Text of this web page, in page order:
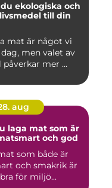
ekologiska och
till din
mat är något vi
men valet av
påverkar mer ...
aug
laga mat som är
och god
som både är
och smakrik är
för miljö...